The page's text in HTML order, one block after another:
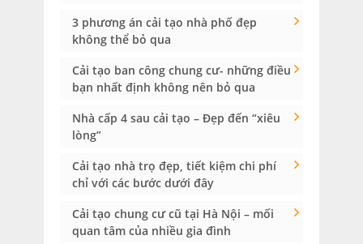
3 phương án cải tạo nhà phố đẹp
không thể bỏ qua
Cải tạo ban công chung cư- những điều
bạn nhất định không nên bỏ qua
Nhà cấp 4 sau cải tạo – Đẹp đến “xiêu
lòng”
Cải tạo nhà trọ đẹp, tiết kiệm chi phí
chỉ với các bước dưới đây
Cải tạo chung cư cũ tại Hà Nội – mối
quan tâm của nhiều gia đình